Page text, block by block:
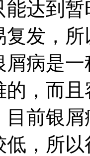
达到
复发，
屑病是
的，而
前银
低，所